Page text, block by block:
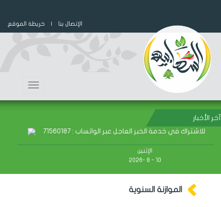
الإتصال بنا | خريطة الموقع
Toggle
آخر الأخبار
للاشتراك في خدمة الخبر العاجل عبر الواتساب : 71560187
الإثنين
10 - 8 -2026
الموازنة السنوية